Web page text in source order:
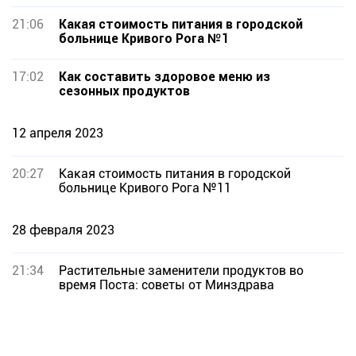
21:06
Какая стоимость питания в городской
больнице Кривого Рога №1
17:02
Как составить здоровое меню из
сезонных продуктов
12 апреля 2023
20:27
Какая стоимость питания в городской
больнице Кривого Рога №11
28 февраля 2023
21:34
Растительные заменители продуктов во
время Поста: советы от Минздрава